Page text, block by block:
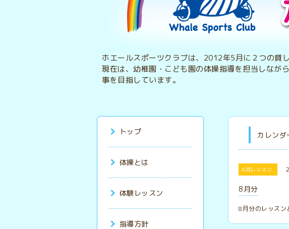
ホエールスポーツクラブは、2012年5月に２つの貸
現在は、幼稚園・こども園の体操指導を担当しなが
事を目指しています。
カレンダ
8月レッスン
8月分
8月分のレッスン
トップ
体操とは
体験レッスン
指導方針